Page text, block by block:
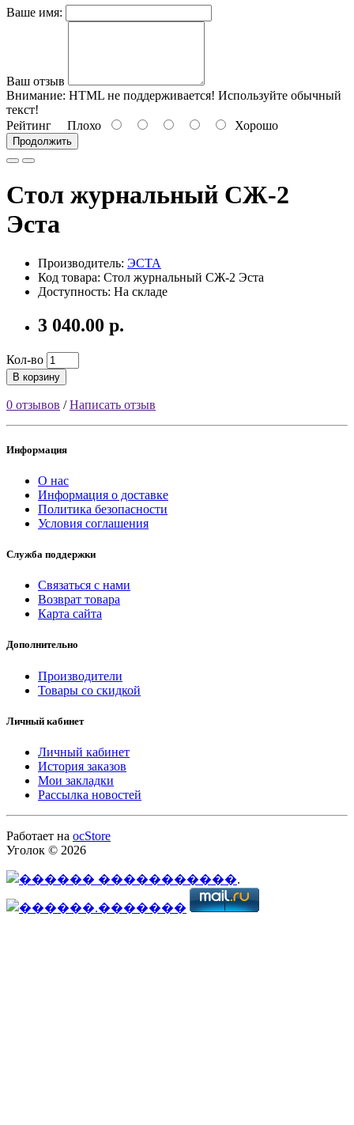
Ваше имя:
Ваш отзыв
Внимание: HTML не поддерживается! Используйте обычный
текст!
Рейтинг Плохо Хорошо
Продолжить
Стол журнальный СЖ-2
Эста
Производитель: ЭСТА
Код товара: Стол журнальный СЖ-2 Эста
Доступность: На складе
3 040.00 р.
Кол-во
В корзину
0 отзывов /Написать отзыв
Информация
О нас
Информация о доставке
Политика безопасности
Условия соглашения
Служба поддержки
Связаться с нами
Возврат товара
Карта сайта
Дополнительно
Производители
Товары со скидкой
Личный кабинет
Личный кабинет
История заказов
Мои закладки
Рассылка новостей
Работает на ocStore
Уголок © 2026
.